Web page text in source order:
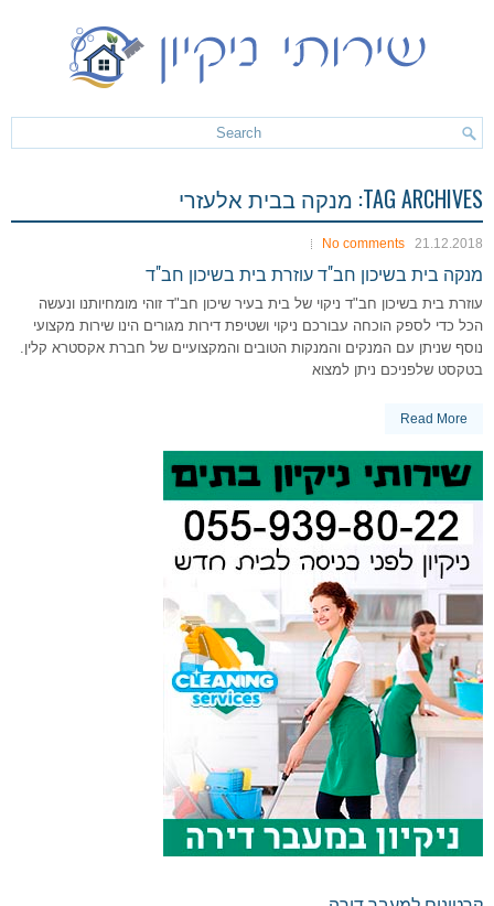
TAG ARCHIVES: מנקה בבית אלעזרי
21.12.2018
No comments
מנקה בית בשיכון חב"ד עוזרת בית בשיכון חב"ד
עוזרת בית בשיכון חב"ד ניקוי של בית בעיר שיכון חב"ד זוהי מומחיותנו ונעשה
הכל כדי לספק הוכחה עבורכם ניקוי ושטיפת דירות מגורים הינו שירות מקצועי
נוסף שניתן עם המנקים והמנקות הטובים והמקצועיים של חברת אקסטרא קלין.
בטקסט שלפניכם ניתן למצוא
Read More